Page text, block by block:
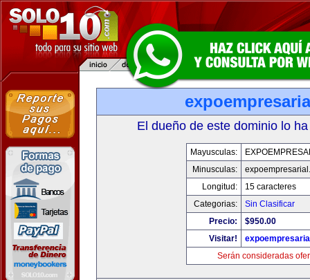
El dueño de este dominio lo
Mayusculas:
Minusculas:
Longitud:
15 caracteres
Categorias:
Sin Clasificar
Precio:
$950.00
Visitar!
Serán consideradas